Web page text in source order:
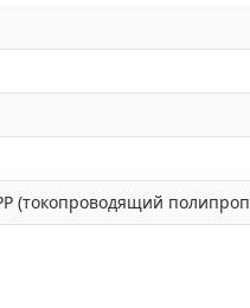
(токопроводящий